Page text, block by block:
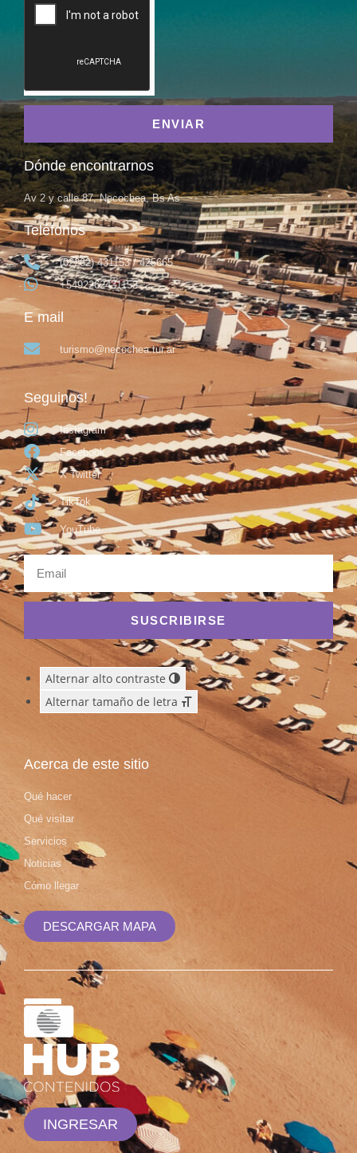
ENVIAR
Dónde encontrarnos
Av 2 y calle 87, Necochea, Bs As
Teléfonos
(02262) 431153 / 425665
+5492262431153
E mail
turismo@necochea.tur.ar
Seguinos!
Instagram
Facebook
X Twitter
TikTok
YouTube
SUSCRIBIRSE
Alternar alto contraste
Alternar tamaño de letra
Acerca de este sitio
Qué hacer
Qué visitar
Servicios
Noticias
Cómo llegar
DESCARGAR MAPA
INGRESAR